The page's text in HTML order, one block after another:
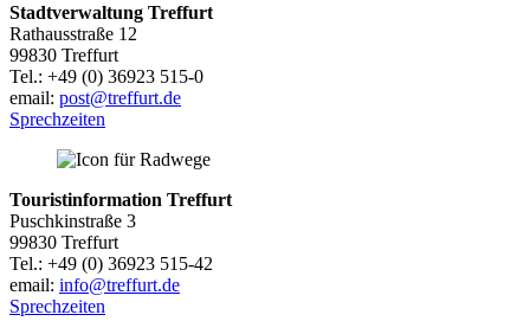
Stadtverwaltung Treffurt
Rathausstraße 12
99830 Treffurt
Tel.: +49 (0) 36923 515-0
email: post@treffurt.de
Sprechzeiten
Touristinformation Treffurt
Puschkinstraße 3
99830 Treffurt
Tel.: +49 (0) 36923 515-42
email: info@treffurt.de
Sprechzeiten